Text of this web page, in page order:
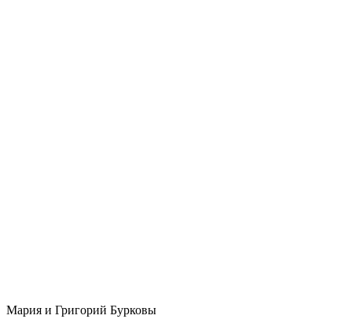
Мария и Григорий Бурковы